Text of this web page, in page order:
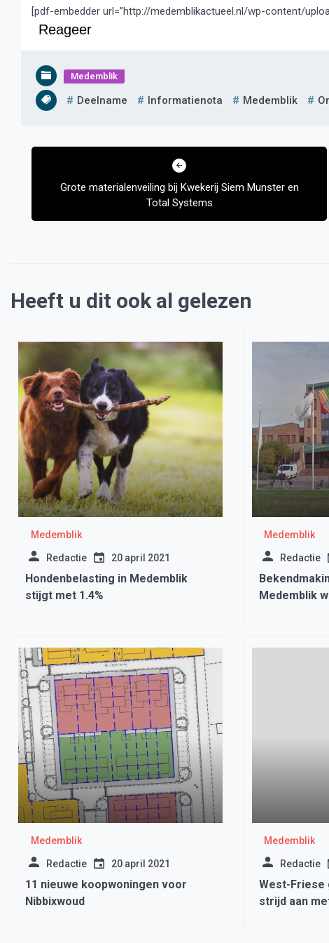
[pdf-embedder url=”http://medemblikactueel.nl/wp-content/
Reageer
Medemblik
Deelname Informatienota Medemblik
Bericht
Grote materialenveiling bij Kwekerij Siem Munster en
Total Systems
Heeft u dit ook al gelezen
Medemblik
Redactie 20 april 2021
Hondenbelasting in Medemblik
stijgt met 1.4%
Medemblik
Redactie
Medemblik
Medemblik
Redactie 20 april 2021
11 nieuwe koopwoningen voor
Nibbixwoud
Medemblik
Redactie
West-Friese
strijd aan